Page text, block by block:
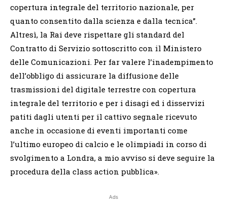
copertura integrale del territorio nazionale, per
quanto consentito dalla scienza e dalla tecnica”.
Altresì, la Rai deve rispettare gli standard del
Contratto di Servizio sottoscritto con il Ministero
delle Comunicazioni. Per far valere l’inadempimento
dell’obbligo di assicurare la diffusione delle
trasmissioni del digitale terrestre con copertura
integrale del territorio e per i disagi ed i disservizi
patiti dagli utenti per il cattivo segnale ricevuto
anche in occasione di eventi importanti come
l’ultimo europeo di calcio e le olimpiadi in corso di
svolgimento a Londra, a mio avviso si deve seguire la
procedura della class action pubblica».
Ads